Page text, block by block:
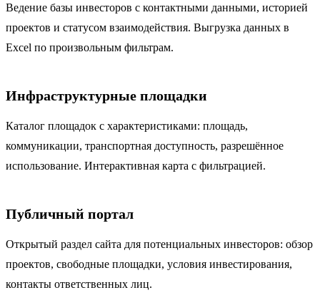
Ведение базы инвесторов с контактными данными, историей
проектов и статусом взаимодействия. Выгрузка данных в
Excel по произвольным фильтрам.
Инфраструктурные площадки
Каталог площадок с характеристиками: площадь,
коммуникации, транспортная доступность, разрешённое
использование. Интерактивная карта с фильтрацией.
Публичный портал
Открытый раздел сайта для потенциальных инвесторов: обзор
проектов, свободные площадки, условия инвестирования,
контакты ответственных лиц.